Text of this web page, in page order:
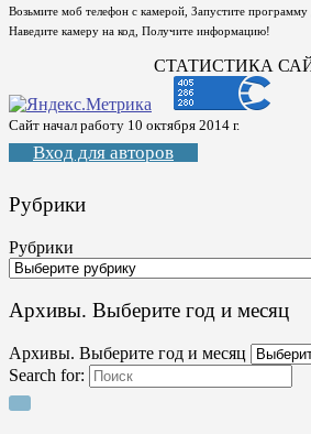
Возьмите моб телефон с камерой, Запустите программу
Наведите камеру на код, Получите информацию!
СТАТИСТИКА
Сайт начал работу 10 октября 2014 г.
Вход для авторов
Рубрики
Рубрики
Архивы. Выберите год и месяц
Архивы. Выберите год и месяц
Search for: